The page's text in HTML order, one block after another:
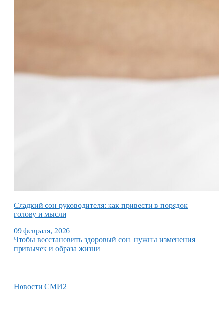
Сладкий сон руководителя: как привести в порядок
голову и мысли
09 февраля, 2026
Чтобы восстановить здоровый сон, нужны изменения
привычек и образа жизни
Новости СМИ2